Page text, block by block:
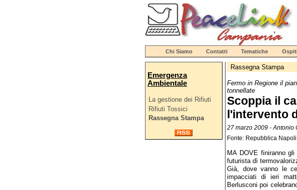
Chi Siamo Contatti Tematiche
Emergenza
Ambientale
La gestione dei Rifiuti
Rifiuti Tossici
Rassegna Stampa
Rassegna Stampa
Fermo in Regione il
tonnellate
Scoppia il
l'intervento
27 marzo 2009 - Antonio
Fonte: Repubblica Napoli
MA DOVE finiranno
futurista dì
Già, dove vanno le
impacciati di ieri
Berlusconi poi